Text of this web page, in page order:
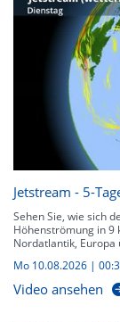
Jetstream - 5-
Sehen Sie, wie sich
Höhenströmung in 9
Nordatlantik,
Mo 10.08.2026 |
Video ansehen